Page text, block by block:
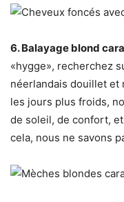
6. Balayage blond
«hygge», recherchez
néerlandais douillet et
les jours plus froids,
de soleil, de confort,
cela, nous ne savons